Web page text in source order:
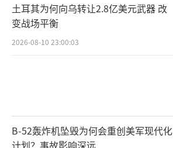
土耳其为何向乌转让2.8亿美元武器 改
变战场平衡
2026-08-10 23:00:03
B-52轰炸机坠毁为何会重创美军现代化
计划？事故影响深远